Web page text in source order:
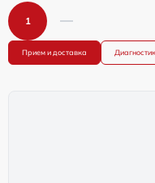
1
Прием и доставка